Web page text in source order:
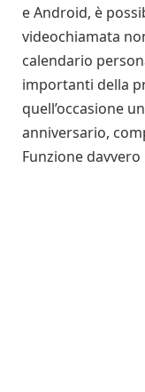
e Android, è
videochiamata
calendario
importanti della
quell’occasione
anniversario,
Funzione